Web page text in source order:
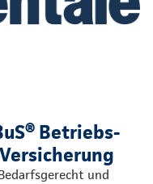
Betriebs-
und